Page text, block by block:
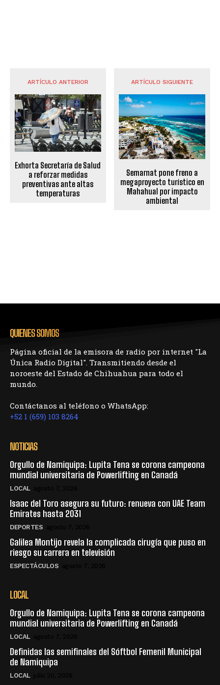
ARTÍCULO ANTERIOR
Exhorta Secretaría de Salud
a reforzar medidas
preventivas ante altas
temperaturas
ARTÍCULO SIGUIENTE
Semarnat pone freno a
megaproyecto turístico en
Mahahual por impacto
ambiental
QUIENES SOMOS
Página oficial de la emisora de radio por internet "La
Única Radio Digital". Transmitiendo desde el
noroeste del Estado de Chihuahua para todo el
mundo.
Contáctanos al teléfono o WhatsApp:
+52 1 (659) 103 8264
NOTICIAS
Orgullo de Namiquipa: Lupita Tena se corona campeona
mundial universitaria de Powerlifting en Canadá
LOCAL
Isaac del Toro asegura su futuro: renueva con UAE Team
Emirates hasta 2031
DEPORTES
Galilea Montijo revela la complicada cirugía que puso en
riesgo su carrera en televisión
ESPECTÁCULOS
LOCAL
Orgullo de Namiquipa: Lupita Tena se corona campeona
mundial universitaria de Powerlifting en Canadá
LOCAL
Definidas las semifinales del Sóftbol Femenil Municipal
de Namiquipa
LOCAL